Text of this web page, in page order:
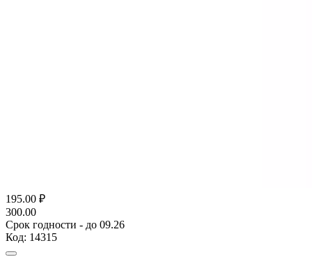
195.00 ₽
300.00
Срок годности - до 09.26
Код: 14315